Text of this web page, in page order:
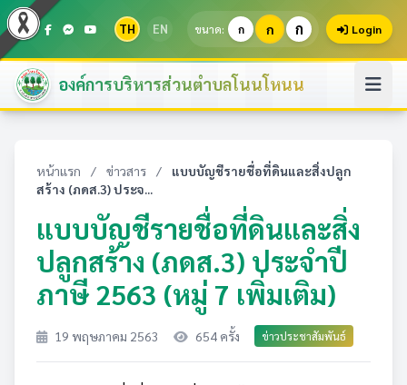
TH EN ขนาด: ก ก ก Login
องค์การบริหารส่วนตำบลโนนโหนน
หน้าแรก / ข่าวสาร /
แบบบัญชีรายชื่อที่ดินและสิ่งปลูก
สร้าง (ภดส.3) ประจ...
แบบบัญชีรายชื่อที่ดินและสิ่ง
ปลูกสร้าง (ภดส.3) ประจำปี
ภาษี 2563 (หมู่ 7 เพิ่มเติม)
19 พฤษภาคม 2563 654 ครั้ง ข่าวประชาสัมพันธ์